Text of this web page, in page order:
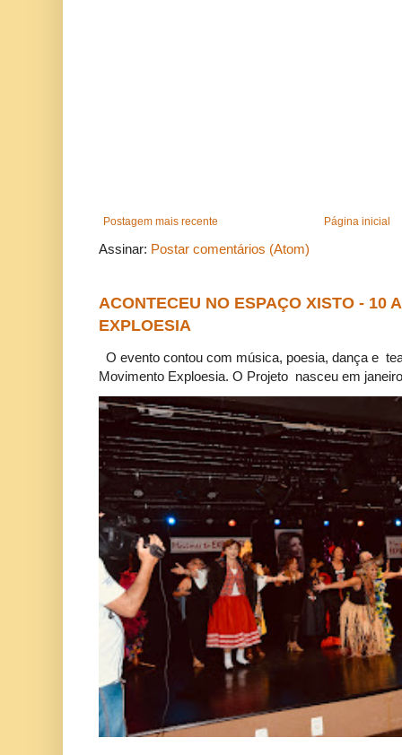
Postagem mais recente Página inicial
Assinar: Postar comentários (Atom)
ACONTECEU NO ESPAÇO XISTO - 10
EXPLOESIA
O evento contou com música, poesia, dança e
Movimento Exploesia. O Projeto nasceu em